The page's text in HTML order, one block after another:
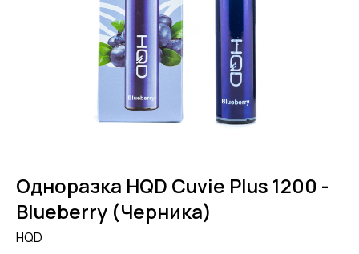
Одноразка HQD Cuvie Plus 1200 -
Blueberry (Черника)
HQD